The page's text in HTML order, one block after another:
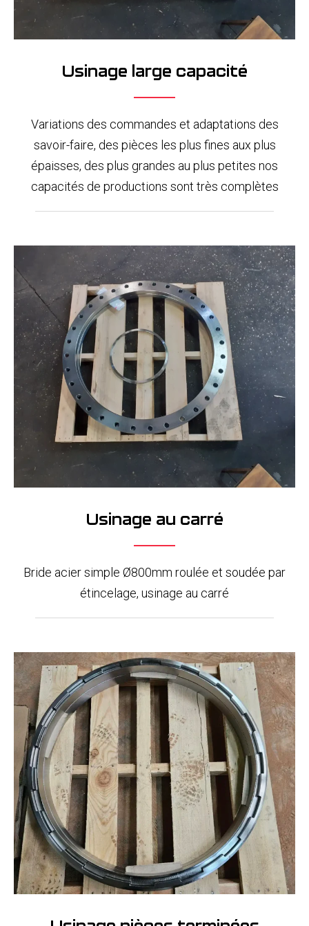
Usinage large capacité
Variations des commandes et adaptations des
savoir-faire, des pièces les plus fines aux plus
épaisses, des plus grandes au plus petites nos
capacités de productions sont très complètes
Usinage au carré
Bride acier simple Ø800mm roulée et soudée par
étincelage, usinage au carré